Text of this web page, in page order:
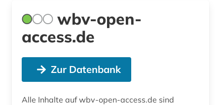
wbv-open-
access.de
Zur Datenbank
Alle Inhalte auf wbv-open-access.de sind